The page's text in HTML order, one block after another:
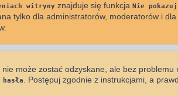
witryny znajduje się funkcja Nie
tylko dla administratorów, moderatorów i
może zostać odzyskane, ale bez
. Postępuj zgodnie z instrukcjami, a